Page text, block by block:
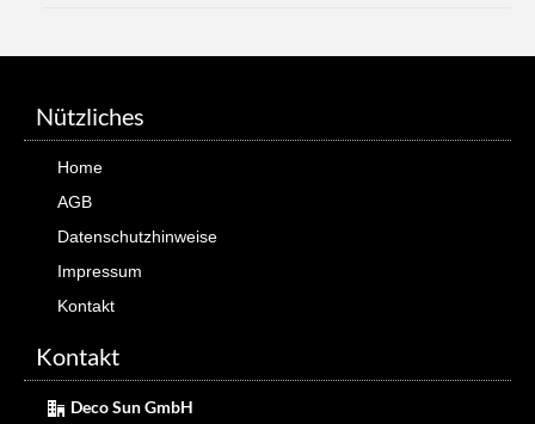
Nützliches
Home
AGB
Datenschutzhinweise
Impressum
Kontakt
Kontakt
Deco Sun GmbH